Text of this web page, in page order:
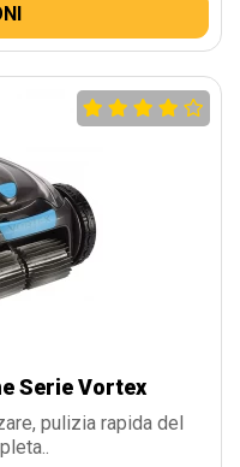
Serie Vortex
pulizia rapida del